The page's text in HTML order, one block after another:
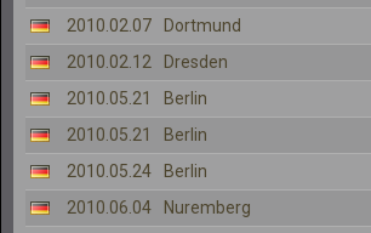
2010.02.07
Dortmund
2010.02.12
Dresden
2010.05.21
Berlin
2010.05.21
Berlin
2010.05.24
Berlin
2010.06.04
Nuremberg